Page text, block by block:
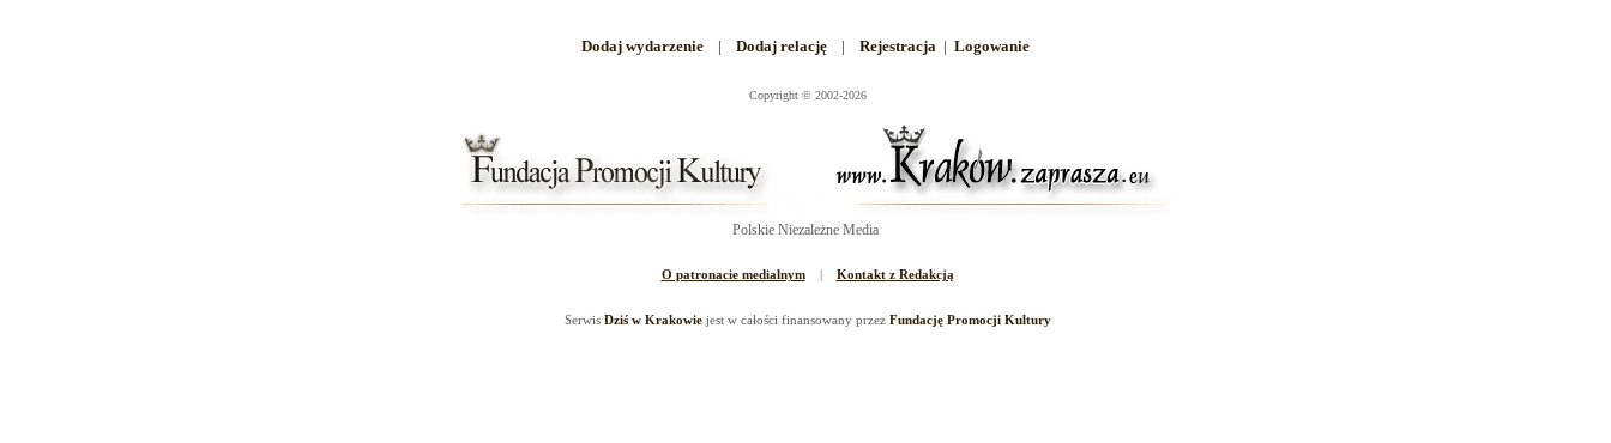
Dodaj wydarzenie | Dodaj relację | Rejestracja | Logowanie
Copyright © 2002-2026
Polskie Niezależne Media
O patronacie medialnym| Kontakt z Redakcją
Serwis Dziś w Krakowiejest w całości finansowany przez Fundację Promocji Kultury